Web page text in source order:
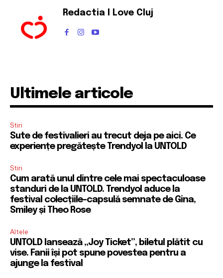
Redactia I Love Cluj
Ultimele articole
Stiri
Sute de festivalieri au trecut deja pe aici. Ce
experiențe pregătește Trendyol la UNTOLD
Stiri
Cum arată unul dintre cele mai spectaculoase
standuri de la UNTOLD. Trendyol aduce la
festival colecțiile-capsulă semnate de Gina,
Smiley și Theo Rose
Altele
UNTOLD lansează „Joy Ticket”, biletul plătit cu
vise. Fanii își pot spune povestea pentru a
ajunge la festival